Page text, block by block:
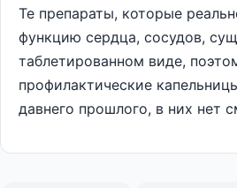
Те препараты, которые
функцию сердца, сосудов,
таблетированном виде,
профилактические
давнего прошлого, в них нет